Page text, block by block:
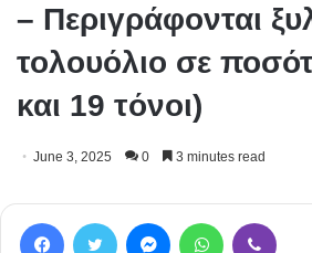
– Περιγράφονται
τολουόλιο σε
και 19 τόνοι)
June 3, 2025 0 3 minutes read
Facebook Twitter MessengerWhatsApp